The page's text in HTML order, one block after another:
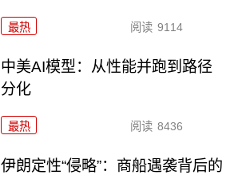
最热 阅读 9114
中美AI模型：从性能并跑到路径
分化
最热 阅读 8436
伊朗定性“侵略”：商船遇袭背后的